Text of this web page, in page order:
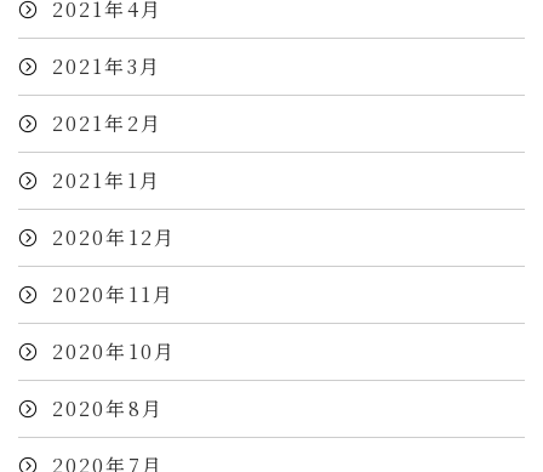
2021年4月
2021年3月
2021年2月
2021年1月
2020年12月
2020年11月
2020年10月
2020年8月
2020年7月